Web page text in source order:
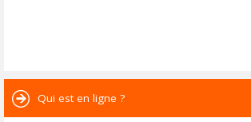
Qui est en ligne ?